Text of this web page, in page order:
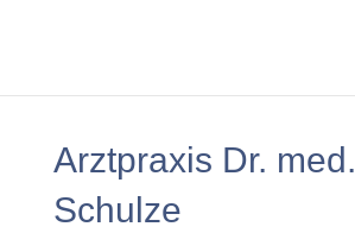
Arztpraxis Dr. med.
Schulze